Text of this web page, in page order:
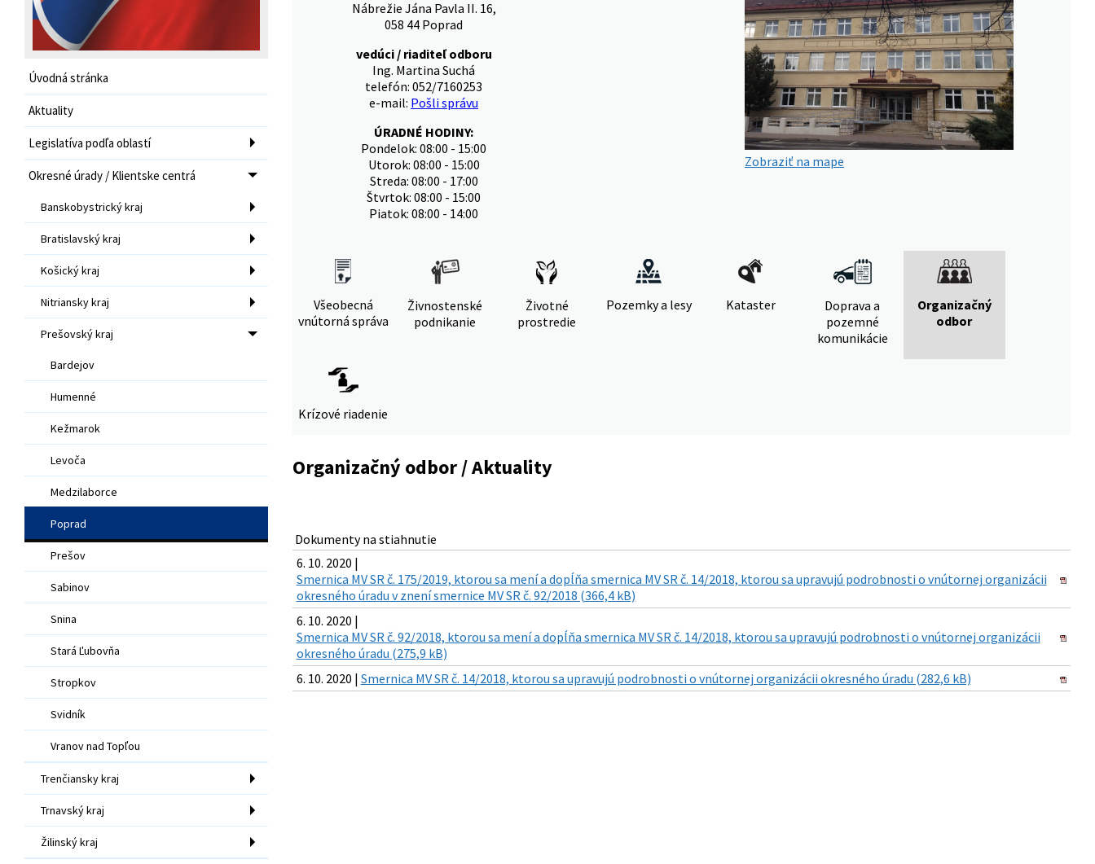
Úvodná stránka
Aktuality
Legislatíva podľa oblastí
Okresné úrady / Klientske centrá
Banskobystrický kraj
Bratislavský kraj
Košický kraj
Nitriansky kraj
Prešovský kraj
Bardejov
Humenné
Kežmarok
Levoča
Medzilaborce
Poprad
Prešov
Sabinov
Snina
Stará Ľubovňa
Stropkov
Svidník
Vranov nad Topľou
Trenčiansky kraj
Trnavský kraj
Žilinský kraj
Nábrežie Jána Pavla II. 16,
058 44 Poprad
vedúci / riaditeľ odboru
Ing. Martina Suchá
telefón: 052/7160253
e-mail: Pošli správu
ÚRADNÉ HODINY:
Pondelok: 08:00 - 15:00
Utorok: 08:00 - 15:00
Streda: 08:00 - 17:00
Štvrtok: 08:00 - 15:00
Piatok: 08:00 - 14:00
Zobraziť na mape
Všeobecná
vnútorná správa
Živnostenské
podnikanie
Životné
prostredie
Pozemky a lesy Kataster
Doprava a
pozemné
komunikácie
Organizačný
odbor
Krízové riadenie
Organizačný odbor / Aktuality
Dokumenty na stiahnutie
6. 10. 2020 |
Smernica MV SR č. 175/2019, ktorou sa mení a dopĺňa smernica MV SR č. 14/2018, ktorou sa upravujú podrobnosti o vnútornej organizácii
okresného úradu v znení smernice MV SR č. 92/2018 (366,4 kB)
6. 10. 2020 |
Smernica MV SR č. 92/2018, ktorou sa mení a dopĺňa smernica MV SR č. 14/2018, ktorou sa upravujú podrobnosti o vnútornej organizácii
okresného úradu (275,9 kB)
6. 10. 2020 | Smernica MV SR č. 14/2018, ktorou sa upravujú podrobnosti o vnútornej organizácii okresného úradu (282,6 kB)